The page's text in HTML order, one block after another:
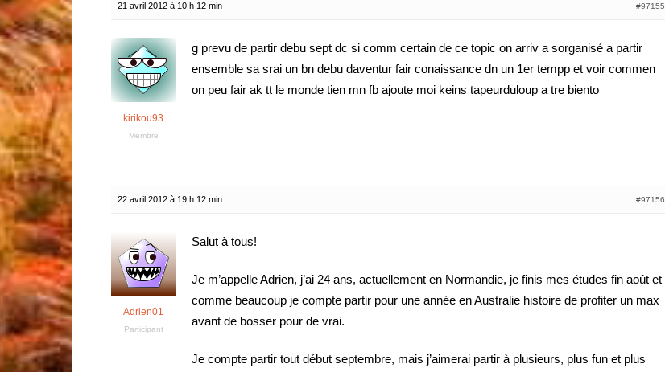
21 avril 2012 à 10 h 12 min #97155
kirikou93
Membre
g prevu de partir debu sept dc si comm certain de ce topic on arriv a sorganisé a partir
ensemble sa srai un bn debu daventur fair conaissance dn un 1er tempp et voir commen
on peu fair ak tt le monde tien mn fb ajoute moi keins tapeurduloup a tre biento
22 avril 2012 à 19 h 12 min #97156
Adrien01
Participant
Salut à tous!
Je m’appelle Adrien, j’ai 24 ans, actuellement en Normandie, je finis mes études fin août et
comme beaucoup je compte partir pour une année en Australie histoire de profiter un max
avant de bosser pour de vrai.
Je compte partir tout début septembre, mais j’aimerai partir à plusieurs, plus fun et plus